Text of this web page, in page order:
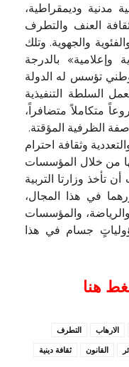
مدنية وديمقراطية،
العنف والتطرف
والجهوية. وتلك
وإعلامية» بالدرجة
تؤسس له الدولة
السلطة التنفيذية
متكاملاً متضافراً،
الظرفية المؤقتة.
وثقافة احترام
من خلال المؤسسات
تأخذ وزارتا التربية
في هذا المجال،
والمؤسسات
جسام في هذا
هنا
الارهاب
التطرف
القانون
ثقافة دينية